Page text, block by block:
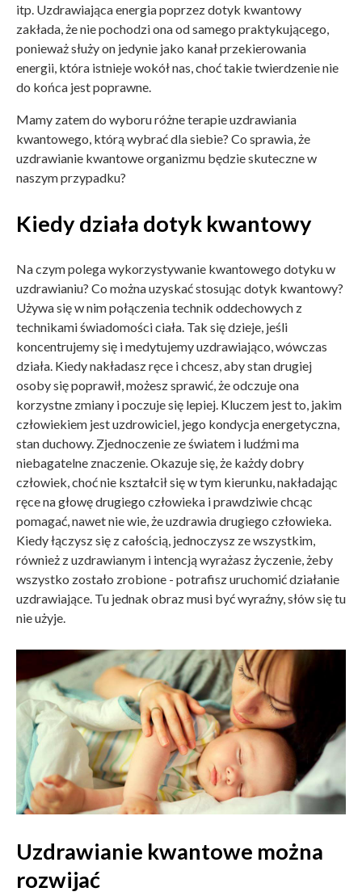
itp. Uzdrawiająca energia poprzez dotyk kwantowy
zakłada, że nie pochodzi ona od samego praktykującego,
ponieważ służy on jedynie jako kanał przekierowania
energii, która istnieje wokół nas, choć takie twierdzenie nie
do końca jest poprawne.
Mamy zatem do wyboru różne terapie uzdrawiania
kwantowego, którą wybrać dla siebie? Co sprawia, że
uzdrawianie kwantowe organizmu będzie skuteczne w
naszym przypadku?
Kiedy działa dotyk kwantowy
Na czym polega wykorzystywanie kwantowego dotyku w
uzdrawianiu? Co można uzyskać stosując dotyk kwantowy?
Używa się w nim połączenia technik oddechowych z
technikami świadomości ciała. Tak się dzieje, jeśli
koncentrujemy się i medytujemy uzdrawiająco, wówczas
działa. Kiedy nakładasz ręce i chcesz, aby stan drugiej
osoby się poprawił, możesz sprawić, że odczuje ona
korzystne zmiany i poczuje się lepiej. Kluczem jest to, jakim
człowiekiem jest uzdrowiciel, jego kondycja energetyczna,
stan duchowy. Zjednoczenie ze światem i ludźmi ma
niebagatelne znaczenie. Okazuje się, że każdy dobry
człowiek, choć nie kształcił się w tym kierunku, nakładając
ręce na głowę drugiego człowieka i prawdziwie chcąc
pomagać, nawet nie wie, że uzdrawia drugiego człowieka.
Kiedy łączysz się z całością, jednoczysz ze wszystkim,
również z uzdrawianym i intencją wyrażasz życzenie, żeby
wszystko zostało zrobione - potrafisz uruchomić działanie
uzdrawiające. Tu jednak obraz musi być wyraźny, słów się tu
nie użyje.
Uzdrawianie kwantowe można
rozwijać